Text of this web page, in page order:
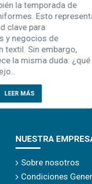
y
polo
c..
comienza
recambio
una
cada año
prenda es
NUESTRA
Sobre nosotros
Condiciones